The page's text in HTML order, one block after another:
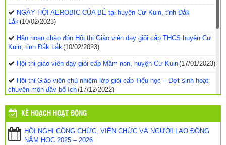
NGÀY HỘI AEROBIC CỦA BÉ tại huyện Cư Kuin, tỉnh Đắk
Lắk (10/02/2023)
Hân hoan chào đón Hội thi Giáo viên dạy giỏi cấp THCS huyện Cư
Kuin, tỉnh Đắk Lắk (10/02/2023)
Hội thi giáo viên dạy giỏi cấp Mầm non, huyện Cư Kuin(17/01/2023)
Hội thi Giáo viên chủ nhiệm lớp giỏi cấp Tiểu học – Đợt sinh hoạt
chuyên môn đầy bổ ích(17/12/2022)
Hội thi Giáo viên chủ nhiệm lớp giỏi cấp Tiểu học, năm học 2022-
2023, huyện Cư Kuin – Phần thi thực hành
Hội thi Giáo viên chủ nhiệm lớp giỏi cấp Tiểu học, năm học 2022-
2023, huyện Cư Kuin, tỉnh Đắk Lắk đổi mới, năng động và sáng
KẾ HOẠCH HOẠT ĐỘNG
HỘI NGHỊ CÔNG CHỨC, VIÊN CHỨC VÀ NGƯỜI LAO ĐỘNG
NĂM HỌC 2025 – 2026